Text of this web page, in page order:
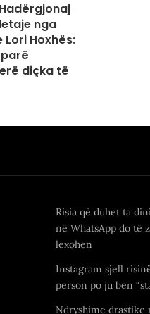
nga
Lori Hoxhës:
parë
diçka të
Risia që duhet ta
në WhatsApp do të
lexohen
Instagram sjell
person po ju bën
Ndryshime drastike